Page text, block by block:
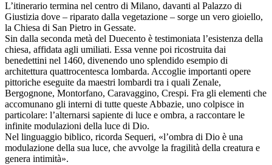
L’itinerario termina nel centro di Milano, davanti al Palazzo di
Giustizia dove – riparato dalla vegetazione – sorge un vero gioiello,
la Chiesa di San Pietro in Gessate.
Sin dalla seconda metà del Duecento è testimoniata l’esistenza della
chiesa, affidata agli umiliati. Essa venne poi ricostruita dai
benedettini nel 1460, divenendo uno splendido esempio di
architettura quattrocentesca lombarda. Accoglie importanti opere
pittoriche eseguite da maestri lombardi tra i quali Zenale,
Bergognone, Montorfano, Caravaggino, Crespi. Fra gli elementi che
accomunano gli interni di tutte queste Abbazie, uno colpisce in
particolare: l’alternarsi sapiente di luce e ombra, a raccontare le
infinite modulazioni della luce di Dio.
Nel linguaggio biblico, ricorda Sequeri, «l’ombra di Dio è una
modulazione della sua luce, che avvolge la fragilità della creatura e
genera intimità».